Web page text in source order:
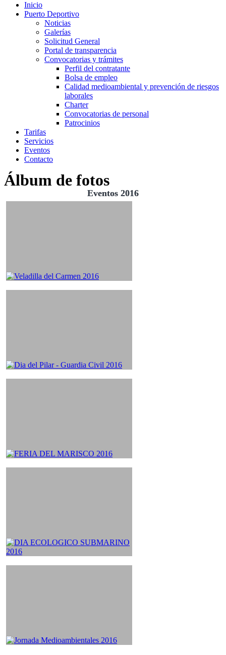
Inicio
Puerto Deportivo
Noticias
Galerías
Solicitud General
Portal de transparencia
Convocatorias y trámites
Perfil del contratante
Bolsa de empleo
Calidad medioambiental y prevención de riesgos
laborales
Charter
Convocatorias de personal
Patrocinios
Tarifas
Servicios
Eventos
Contacto
Álbum de fotos
Eventos 2016